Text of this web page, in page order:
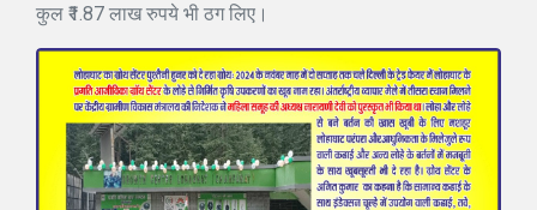
कुल ₹1.87 लाख रुपये भी ठग लिए।